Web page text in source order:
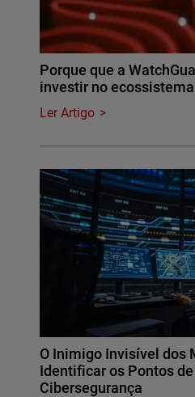
Porque que a
investir no
Ler Artigo
O Inimigo Invisível dos
Identificar os Pontos
Cibersegurança